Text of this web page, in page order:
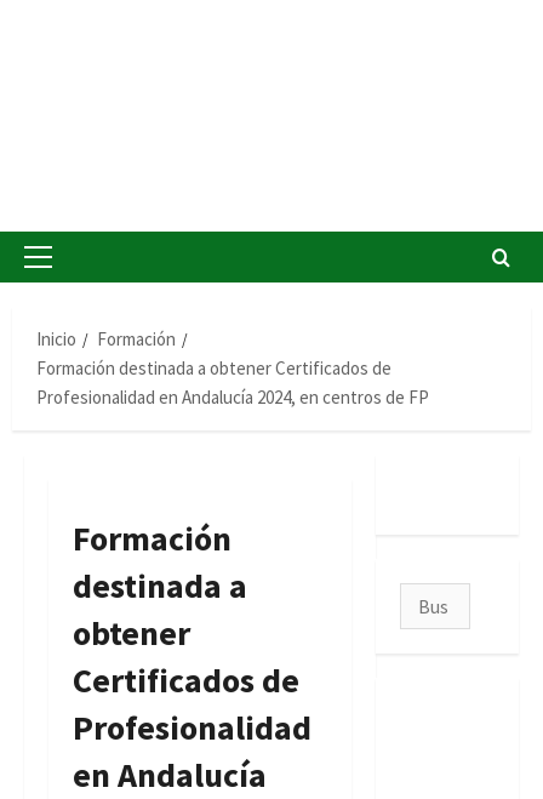
Menú
Inicio
Formación
Formación destinada a obtener Certificados de
Profesionalidad en Andalucía 2024, en centros de FP
Formación
destinada a
obtener
Certificados de
Profesionalidad
en Andalucía
Buscar: